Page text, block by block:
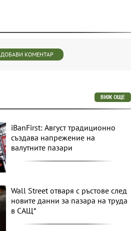
ДОБАВИ КОМЕНТАР
ВИЖ ОЩЕ
iBanFirst: Август традиционно
създава напрежение на
валутните пазари
Wall Street отваря с ръстове след
новите данни за пазара на труда
в САЩ*